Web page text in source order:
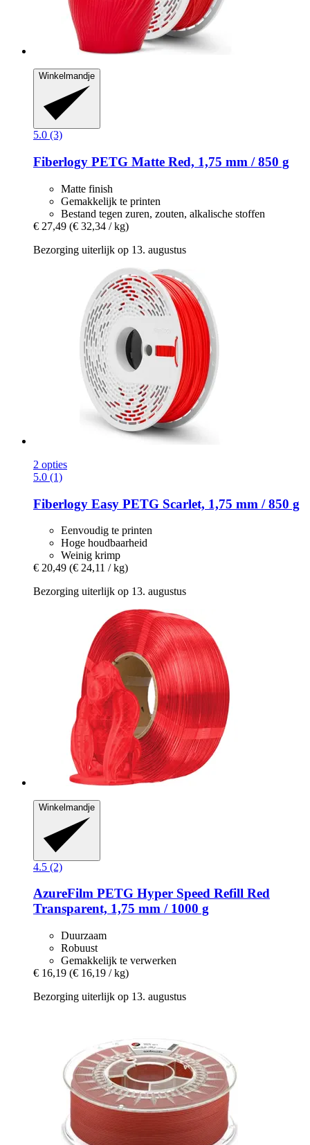
Winkelmandje
5.0 (3)
Fiberlogy PETG Matte Red, 1,75 mm / 850 g
Matte finish
Gemakkelijk te printen
Bestand tegen zuren, zouten, alkalische stoffen
€ 27,49 (€ 32,34 / kg)
Bezorging uiterlijk op 13. augustus
2 opties
5.0 (1)
Fiberlogy Easy PETG Scarlet, 1,75 mm / 850 g
Eenvoudig te printen
Hoge houdbaarheid
Weinig krimp
€ 20,49 (€ 24,11 / kg)
Bezorging uiterlijk op 13. augustus
Winkelmandje
4.5 (2)
AzureFilm PETG Hyper Speed Refill Red
Transparent, 1,75 mm / 1000 g
Duurzaam
Robuust
Gemakkelijk te verwerken
€ 16,19 (€ 16,19 / kg)
Bezorging uiterlijk op 13. augustus